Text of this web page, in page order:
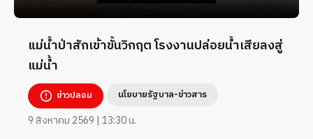
แม่น้ำป่าสักเข้าขั้นวิกฤต โรงงานปล่อยน้ำเสียลงสู่
แม่น้ำ
ข่าวปลอม นโยบายรัฐบาล-ข่าวสาร
9 สิงหาคม 2569 | 13:30 น.